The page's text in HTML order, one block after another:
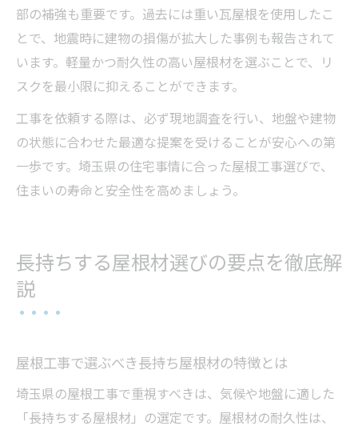
部の補強も重要です。過去には重い瓦屋根を使用したこ
とで、地震時に建物の損傷が拡大した事例も報告されて
います。軽量かつ耐久性の高い屋根材を選ぶことで、リ
スクを最小限に抑えることができます。
工事を依頼する際は、必ず現地調査を行い、地盤や建物
の状態に合わせた最適な提案を受けることが安心への第
一歩です。埼玉県の住宅事情に合った屋根工事選びで、
住まいの寿命と安全性を高めましょう。
長持ちする屋根材選びの要点を徹底解
説
屋根工事で選ぶべき長持ち屋根材の特徴とは
埼玉県の屋根工事で重視すべきは、気候や地盤に適した
「長持ちする屋根材」の選定です。屋根材の耐久性は、